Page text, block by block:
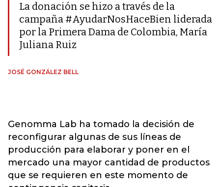
La donación se hizo a través de la
campaña #AyudarNosHaceBien liderada
por la Primera Dama de Colombia, María
Juliana Ruiz
JOSÉ GONZÁLEZ BELL
Genomma Lab ha tomado la decisión de
reconfigurar algunas de sus líneas de
producción para elaborar y poner en el
mercado una mayor cantidad de productos
que se requieren en este momento de